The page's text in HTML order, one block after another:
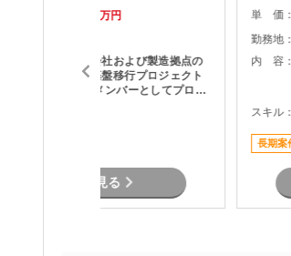
万円
全国グループ会社および製造拠点の
ネットワーク基盤移行プロジェクト
でPMO兼実働メンバーとしてプロジ
詳細を見る
単 価
勤務地
内 容：
スキル：
長期案